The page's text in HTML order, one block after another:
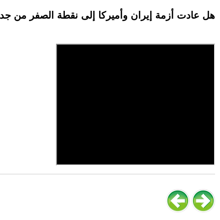
هل عادت أزمة إيران وأميركا إلى نقطة الصفر من